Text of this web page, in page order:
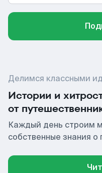
Делимся классными
Истории и
от
Каждый день строим
собственные знания о